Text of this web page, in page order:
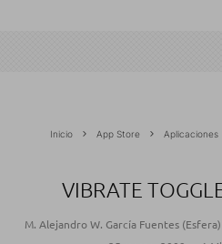
Inicio App Store Aplicaciones
VIBRATE
M. Alejandro W. García Fuentes (Esfera)